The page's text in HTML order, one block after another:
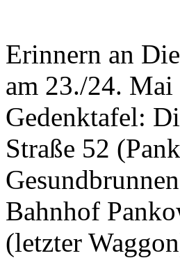
Erinnern an
am 23./24.
Gedenktafel:
Straße 52
Bahnhof
(letzter